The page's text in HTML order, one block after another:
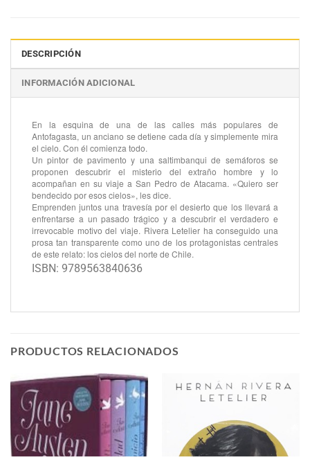
DESCRIPCIÓN
INFORMACIÓN ADICIONAL
En la esquina de una de las calles más populares de
Antofagasta, un anciano se detiene cada día y simplemente mira
el cielo. Con él comienza todo.
Un pintor de pavimento y una saltimbanqui de semáforos se
proponen descubrir el misterio del extraño hombre y lo
acompañan en su viaje a San Pedro de Atacama. «Quiero ser
bendecido por esos cielos», les dice.
Emprenden juntos una travesía por el desierto que los llevará a
enfrentarse a un pasado trágico y a descubrir el verdadero e
irrevocable motivo del viaje. Rivera Letelier ha conseguido una
prosa tan transparente como uno de los protagonistas centrales
de este relato: los cielos del norte de Chile.
ISBN: 9789563840636
PRODUCTOS RELACIONADOS